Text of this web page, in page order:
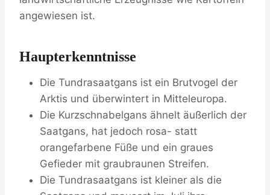
angewiesen ist.
Haupterkenntnisse
Die Tundrasaatgans ist ein Brutvogel der
Arktis und überwintert in Mitteleuropa.
Die Kurzschnabelgans ähnelt äußerlich der
Saatgans, hat jedoch rosa- statt
orangefarbene Füße und ein graues
Gefieder mit graubraunen Streifen.
Die Tundrasaatgans ist kleiner als die